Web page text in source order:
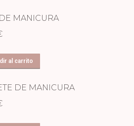
MANICURA
al carrito
DE MANICURA